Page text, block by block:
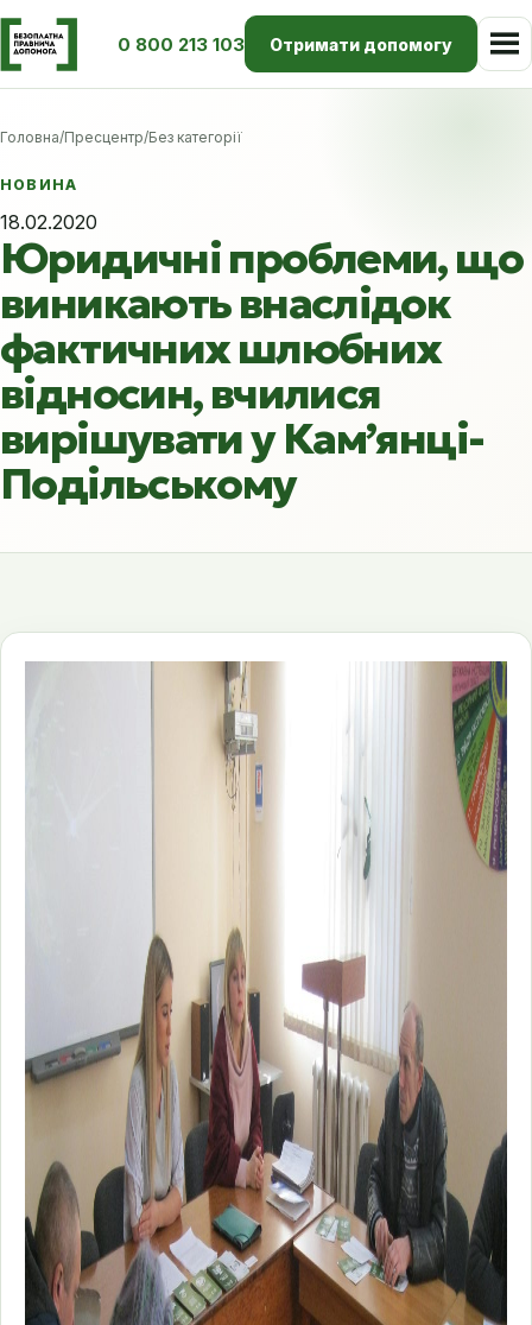
0 800 213 103 Отримати допомогу
Головна/Пресцентр/Без категорії
НОВИНА
18.02.2020
Юридичні проблеми, що
виникають внаслідок
фактичних шлюбних
відносин, вчилися
вирішувати у Кам’янці-
Подільському